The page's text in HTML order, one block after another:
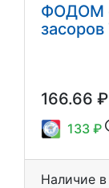
ФОДОМ
засоров
166.66 ₽
133 ₽
Наличие в